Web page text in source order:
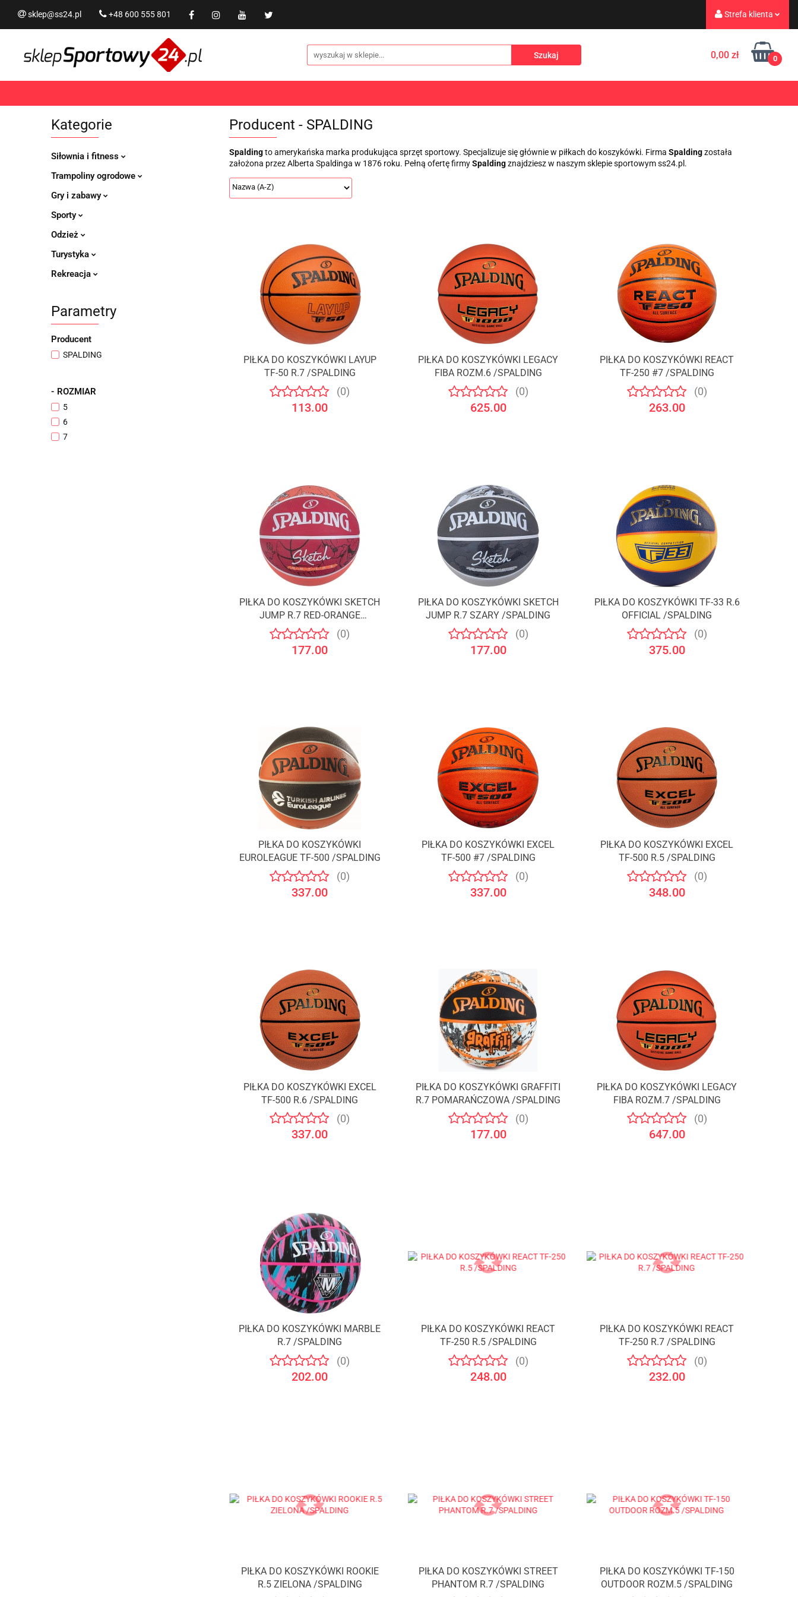
sklep@ss24.pl +48 600 555 801 Strefa klienta
Zaloguj się
Zarejestruj się
Dodaj zgłoszenie
0,00 zł 0
Siłownia i fitness Trampoliny i akcesoria
Rekreacja NOWOŚCI
Kategorie
Siłownia i fitness
Trampoliny ogrodowe
Gry i zabawy
Sporty
Odzież
Turystyka
Rekreacja
Parametry
Producent
SPALDING
- ROZMIAR
5
6
7
Producent - SPALDING
Spaldingto amerykańska marka produkująca sprzęt sportowy. Specjalizuje się głównie w piłkach do koszykówki. FirmaSpaldingzostała
założona przez Alberta Spaldinga w 1876 roku. Pełną ofertę firmySpaldingznajdziesz w naszym sklepie sportowym ss24.pl.
PIŁKA DO KOSZYKÓWKI LAYUP
TF-50 R.7 /SPALDING
(0)
113.00
PIŁKA DO KOSZYKÓWKI LEGACY
FIBA ROZM.6 /SPALDING
(0)
625.00
PIŁKA DO KOSZYKÓWKI REACT
TF-250 #7 /SPALDING
(0)
263.00
PIŁKA DO KOSZYKÓWKI SKETCH
JUMP R.7 RED-ORANGE
/SPALDING
(0)
177.00
PIŁKA DO KOSZYKÓWKI SKETCH
JUMP R.7 SZARY /SPALDING
(0)
177.00
PIŁKA DO KOSZYKÓWKI TF-33 R.6
OFFICIAL /SPALDING
(0)
375.00
Produkt niedostępny
PIŁKA DO KOSZYKÓWKI
EUROLEAGUE TF-500 /SPALDING
(0)
337.00
Produkt niedostępny
PIŁKA DO KOSZYKÓWKI EXCEL
TF-500 #7 /SPALDING
(0)
337.00
Produkt niedostępny
PIŁKA DO KOSZYKÓWKI EXCEL
TF-500 R.5 /SPALDING
(0)
348.00
Produkt niedostępny
PIŁKA DO KOSZYKÓWKI EXCEL
TF-500 R.6 /SPALDING
(0)
337.00
Produkt niedostępny
PIŁKA DO KOSZYKÓWKI GRAFFITI
R.7 POMARAŃCZOWA /SPALDING
(0)
177.00
Produkt niedostępny
PIŁKA DO KOSZYKÓWKI LEGACY
FIBA ROZM.7 /SPALDING
(0)
647.00
Produkt niedostępny
PIŁKA DO KOSZYKÓWKI MARBLE
R.7 /SPALDING
(0)
202.00
Produkt niedostępny
PIŁKA DO KOSZYKÓWKI REACT
TF-250 R.5 /SPALDING
(0)
248.00
Produkt niedostępny
PIŁKA DO KOSZYKÓWKI REACT
TF-250 R.7 /SPALDING
(0)
232.00
Produkt niedostępny
PIŁKA DO KOSZYKÓWKI ROOKIE
R.5 ZIELONA /SPALDING
Produkt niedostępny
PIŁKA DO KOSZYKÓWKI STREET
PHANTOM R.7 /SPALDING
Produkt niedostępny
PIŁKA DO KOSZYKÓWKI TF-150
OUTDOOR ROZM.5 /SPALDING